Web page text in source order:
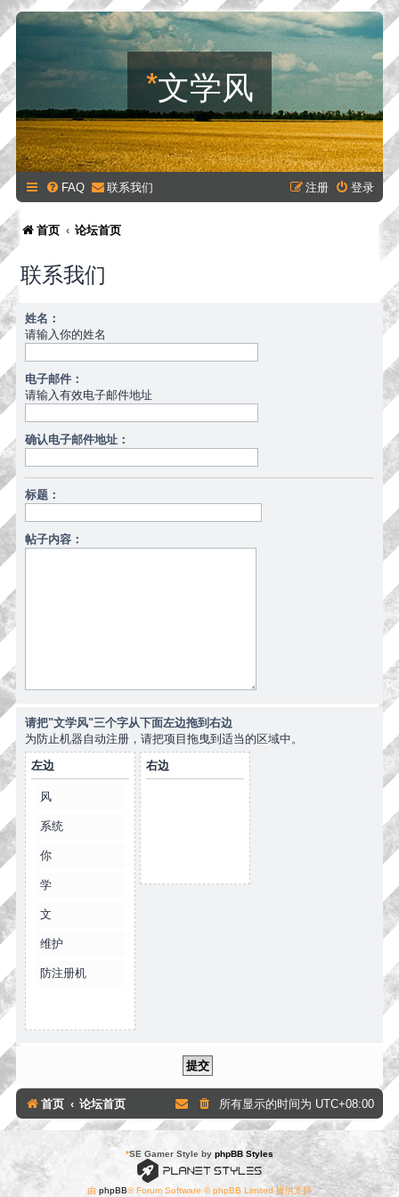
*文学风
FAQ 联系我们 登录
注册
首页 论坛首页
联系我们
姓名：
请输入你的姓名
电子邮件：
请输入有效电子邮件地址
确认电子邮件地址：
标题：
帖子内容：
请把"文学风"三个字从下面左边拖到右边
为防止机器自动注册，请把项目拖曳到适当的区域中。
左边
风
系统
你
学
文
维护
防注册机
右边
首页 论坛首页 所有显示的时间为 UTC+08:00
*SE Gamer Style by phpBB Styles
由 phpBB® Forum Software © phpBB Limited 提供支持